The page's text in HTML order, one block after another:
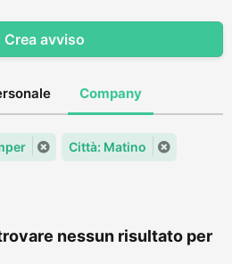
Crea avviso
Company
Città: Matino
nessun risultato per